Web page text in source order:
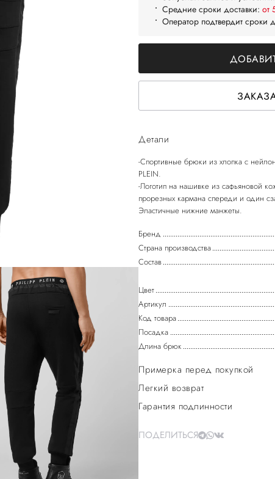
Средние сроки доставки: от
Оператор подтвердит сроки
Детали
-Спортивные брюки из хлопка с
PLEIN.
-Логотип на нашивке из сафьяновой
прорезных кармана спереди и один
Бренд
Страна производства
Состав
Цвет
Артикул
Код товара
Посадка
Длина брюк
Примерка перед покупкой
Легкий возврат
Гарантия подлинности
ПОДЕЛИТЬСЯ